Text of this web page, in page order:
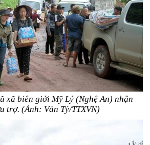
xã biên giới Mỹ Lý (Nghệ An) nhận
trợ. (Ảnh: Văn Tý/TTXVN)